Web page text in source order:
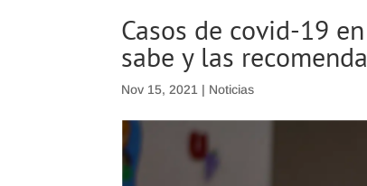
Casos de covid-19
sabe y las
Nov 15, 2021 | Noticias